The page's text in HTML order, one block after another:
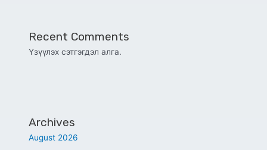
Recent Comments
Үзүүлэх сэтгэгдэл алга.
Archives
August 2026